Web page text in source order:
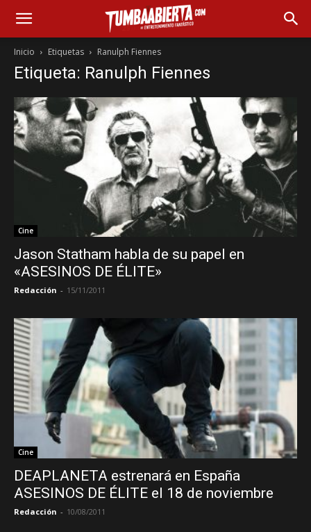
Inicio Etiquetas Ranulph Fiennes
Etiqueta: Ranulph Fiennes
Cine
Jason Statham habla de su papel en
«ASESINOS DE ÉLITE»
Redacción - 15/11/2011
Cine
DEAPLANETA estrenará en España
ASESINOS DE ÉLITE el 18 de noviembre
Redacción - 10/08/2011